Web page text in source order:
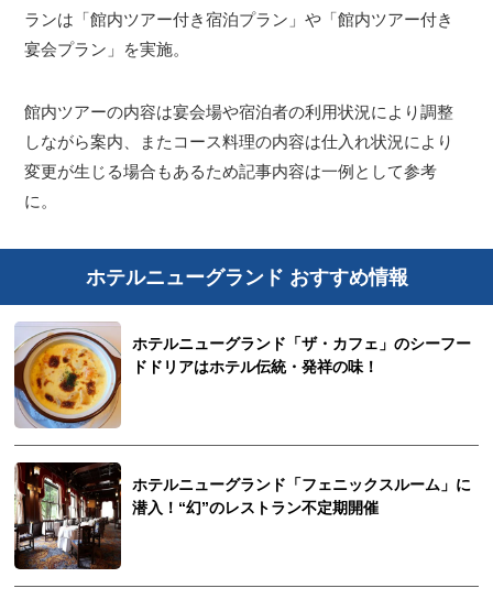
ランは「館内ツアー付き宿泊プラン」や「館内ツアー付き
宴会プラン」を実施。
館内ツアーの内容は宴会場や宿泊者の利用状況により調整
しながら案内、またコース料理の内容は仕入れ状況により
変更が生じる場合もあるため記事内容は一例として参考
に。
ホテルニューグランド おすすめ情報
ホテルニューグランド「ザ・カフェ」のシーフー
ドドリアはホテル伝統・発祥の味！
ホテルニューグランド「フェニックスルーム」に
潜入！“幻”のレストラン不定期開催